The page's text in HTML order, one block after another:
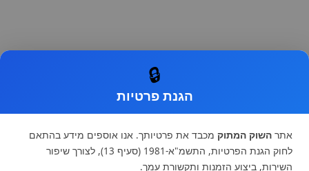
🔒
הגנת פרטיות
אתר השוק המתוק מכבד את פרטיותך. אנו אוספים מידע בהתאם
לחוק הגנת הפרטיות, התשמ"א-1981 (סעיף 13), לצורך שיפור
השירות, ביצוע הזמנות ותקשורת עמך.